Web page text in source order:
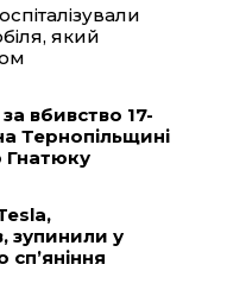
який
за вбивство 17-
Тернопільщині
зупинили у
сп’яніння